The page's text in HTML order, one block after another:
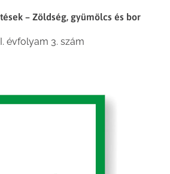
– Zöldség, gyümölcs és bor
évfolyam 3. szám